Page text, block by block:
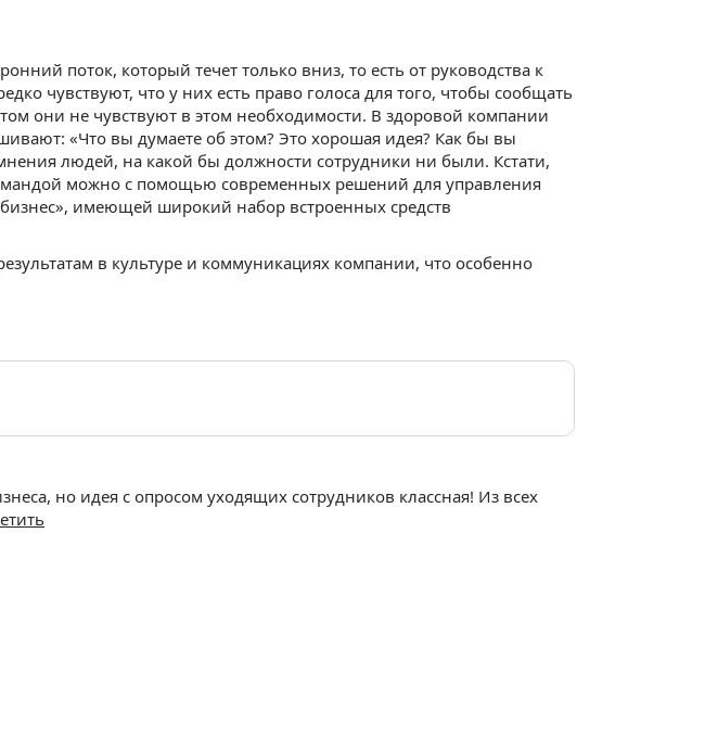
поток, который течет только вниз, то есть от руководства к
чувствуют, что у них есть право голоса для того, чтобы сообщать
они не чувствуют в этом необходимости. В здоровой компании
«Что вы думаете об этом? Это хорошая идея? Как бы вы
людей, на какой бы должности сотрудники ни были. Кстати,
можно с помощью современных решений для управления
имеющей широкий набор встроенных средств
в культуре и коммуникациях компании, что особенно
но идея с опросом уходящих сотрудников классная! Из всех